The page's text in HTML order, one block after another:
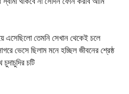
এসেছিলো তেমনি সেখান থেকেই চলে
ভেসে ছিলাম মনে হচ্ছিল জীবনের শ্রেষ্ঠ
চটি